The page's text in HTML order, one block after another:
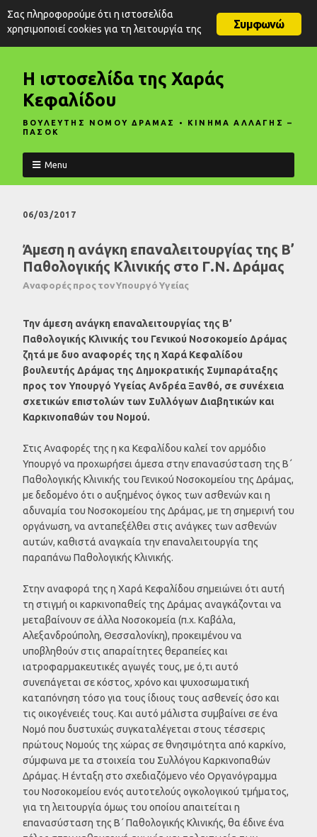
Η ιστοσελίδα της Χαράς
Κεφαλίδου
ΒΟΥΛΕΥΤΗΣ ΝΟΜΟΥ ΔΡΑΜΑΣ • ΚΙΝΗΜΑ ΑΛΛΑΓΗΣ –
ΠΑΣΟΚ
Menu
06/03/2017
Άμεση η ανάγκη επαναλειτουργίας της Β’
Παθολογικής Κλινικής στο Γ.Ν. Δράμας
Αναφορές προς τον Υπουργό Υγείας
Την άμεση ανάγκη επαναλειτουργίας της Β’
Παθολογικής Κλινικής του Γενικού Νοσοκομείο Δράμας
ζητά με δυο αναφορές της η Χαρά Κεφαλίδου
βουλευτής Δράμας της Δημοκρατικής Συμπαράταξης
προς τον Υπουργό Υγείας Ανδρέα Ξανθό, σε συνέχεια
σχετικών επιστολών των Συλλόγων Διαβητικών και
Καρκινοπαθών του Νομού.
Στις Αναφορές της η κα Κεφαλίδου καλεί τον αρμόδιο
Υπουργό να προχωρήσει άμεσα στην επανασύσταση της Β΄
Παθολογικής Κλινικής του Γενικού Νοσοκομείου της Δράμας,
με δεδομένο ότι ο αυξημένος όγκος των ασθενών και η
αδυναμία του Νοσοκομείου της Δράμας, με τη σημερινή του
οργάνωση, να ανταπεξέλθει στις ανάγκες των ασθενών
αυτών, καθιστά αναγκαία την επαναλειτουργία της
παραπάνω Παθολογικής Κλινικής.
Στην αναφορά της η Χαρά Κεφαλίδου σημειώνει ότι αυτή
τη στιγμή οι καρκινοπαθείς της Δράμας αναγκάζονται να
μεταβαίνουν σε άλλα Νοσοκομεία (π.χ. Καβάλα,
Αλεξανδρούπολη, Θεσσαλονίκη), προκειμένου να
υποβληθούν στις απαραίτητες θεραπείες και
ιατροφαρμακευτικές αγωγές τους, με ό,τι αυτό
συνεπάγεται σε κόστος, χρόνο και ψυχοσωματική
καταπόνηση τόσο για τους ίδιους τους ασθενείς όσο και
τις οικογένειές τους. Και αυτό μάλιστα συμβαίνει σε ένα
Νομό που δυστυχώς συγκαταλέγεται στους τέσσερις
πρώτους Νομούς της χώρας σε θνησιμότητα από καρκίνο,
σύμφωνα με τα στοιχεία του Συλλόγου Καρκινοπαθών
Δράμας. Η ένταξη στο σχεδιαζόμενο νέο Οργανόγραμμα
του Νοσοκομείου ενός αυτοτελούς ογκολογικού τμήματος,
για τη λειτουργία όμως του οποίου απαιτείται η
επανασύσταση της Β΄ Παθολογικής Κλινικής, θα έδινε ένα
Συμφωνώ
Σας πληροφορούμε ότι η ιστοσελίδα
χρησιμοποιεί cookies για τη λειτουργία της